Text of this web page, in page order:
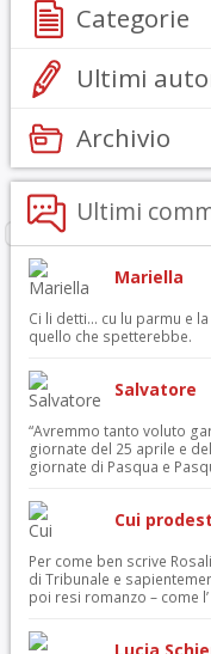
Categorie
Ultimi
Archivio
Ultimi
Mariella
Ci li detti… cu lu parmu e
quello che spetterebbe.
Salvatore
“Avremmo tanto voluto
giornate del 25 aprile e
giornate di Pasqua e
Cui
Per come ben scrive
di Tribunale e
poi resi romanzo – come l’